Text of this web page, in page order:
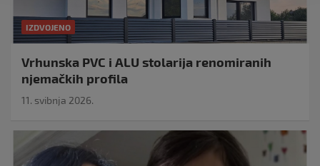
IZDVOJENO
Vrhunska PVC i ALU stolarija renomiranih
njemačkih profila
11. svibnja 2026.